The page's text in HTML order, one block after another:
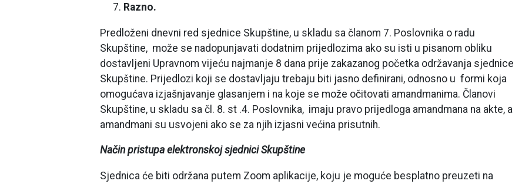
Razno.
Predloženi dnevni red sjednice Skupštine, u skladu sa članom 7. Poslovnika o radu
Skupštine, može se nadopunjavati dodatnim prijedlozima ako su isti u pisanom obliku
dostavljeni Upravnom vijeću najmanje 8 dana prije zakazanog početka održavanja sjednice
Skupštine. Prijedlozi koji se dostavljaju trebaju biti jasno definirani, odnosno u formi koja
omogućava izjašnjavanje glasanjem i na koje se može očitovati amandmanima. Članovi
Skupštine, u skladu sa čl. 8. st .4. Poslovnika, imaju pravo prijedloga amandmana na akte, a
amandmani su usvojeni ako se za njih izjasni većina prisutnih.
Način pristupa elektronskoj sjednici Skupštine
Sjednica će biti održana putem Zoom aplikacije, koju je moguće besplatno preuzeti na